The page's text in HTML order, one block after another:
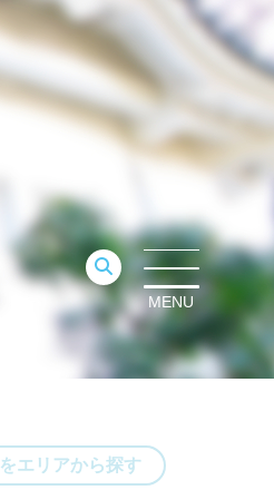
MENU
エリアから探す